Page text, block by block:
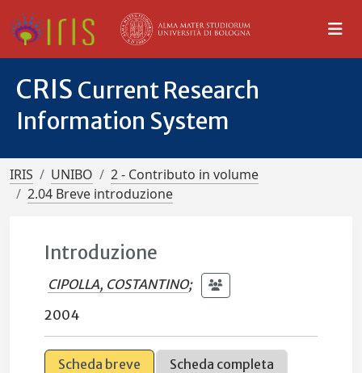
CRIS Current Research
Information System
IRIS UNIBO
2 - Contributo in volume
2.04 Breve introduzione
Introduzione
CIPOLLA, COSTANTINO;
2004
Scheda breve
Scheda completa